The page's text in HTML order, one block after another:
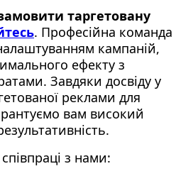
таргетовану
. Професійна команда
кампаній,
ефекту з
Завдяки досвіду у
реклами для
вам високий
з нами: